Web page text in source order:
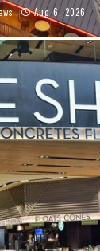
Aug 6, 2026